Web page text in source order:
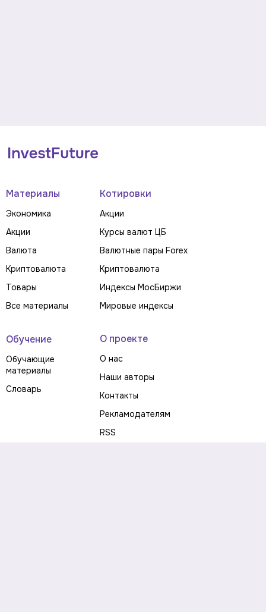
Материалы
Экономика
Акции
Валюта
Криптовалюта
Товары
Все материалы
Котировки
Акции
Курсы валют ЦБ
Валютные пары Forex
Криптовалюта
Индексы МосБиржи
Мировые индексы
Обучение
Обучающие
материалы
Словарь
О проекте
О нас
Наши авторы
Контакты
Рекламодателям
RSS